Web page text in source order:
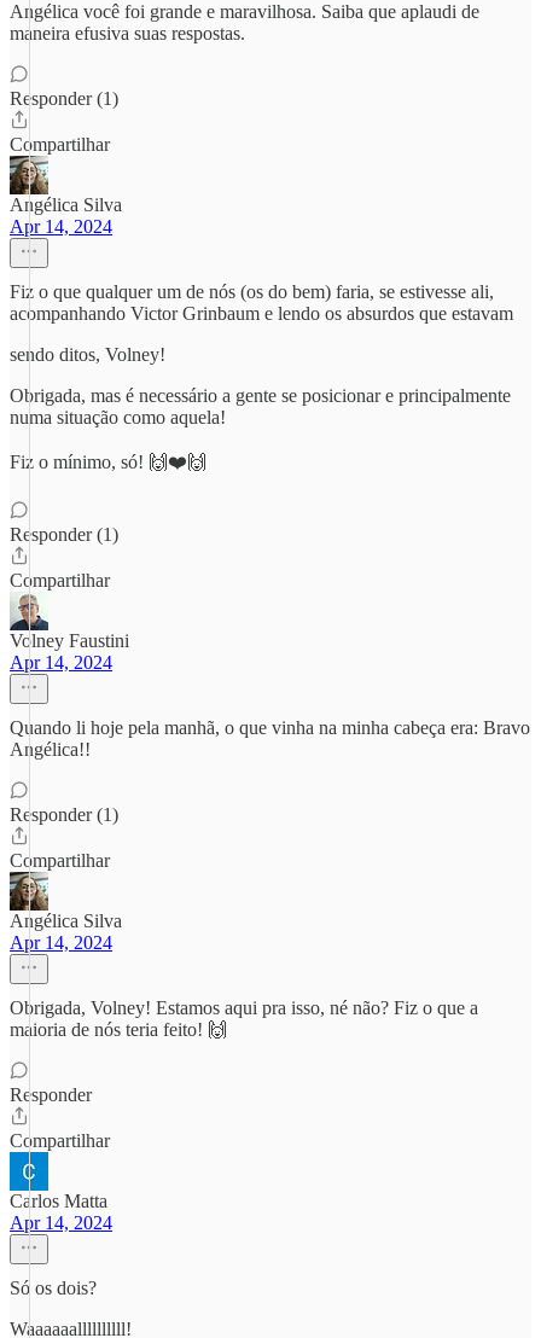
Angélica você foi grande e maravilhosa. Saiba que aplaudi de
maneira efusiva suas respostas.
Responder (1)
Compartilhar
Angélica Silva
Apr 14, 2024
Fiz o que qualquer um de nós (os do bem) faria, se estivesse ali,
acompanhando Victor Grinbaum e lendo os absurdos que estavam
sendo ditos, Volney!
Obrigada, mas é necessário a gente se posicionar e principalmente
numa situação como aquela!
Fiz o mínimo, só! 🙌❤️🙌
Responder (1)
Compartilhar
Volney Faustini
Apr 14, 2024
Quando li hoje pela manhã, o que vinha na minha cabeça era: Bravo
Angélica!!
Responder (1)
Compartilhar
Angélica Silva
Apr 14, 2024
Obrigada, Volney! Estamos aqui pra isso, né não? Fiz o que a
maioria de nós teria feito! 🙌
Responder
Compartilhar
Carlos Matta
Apr 14, 2024
Só os dois?
Waaaaaallllllllll!